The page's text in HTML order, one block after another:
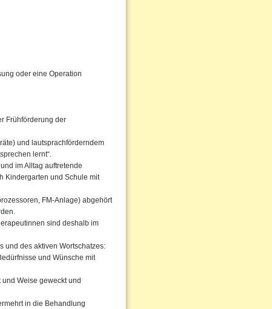
oder eine Operation
Frühförderung der
und lautsprachförderndem
lernt“.
im Alltag auftretende
Kindergarten und Schule mit
FM-Anlage) abgehört
sind deshalb im
und des aktiven Wortschatzes:
und Wünsche mit
Weise geweckt und
in die Behandlung